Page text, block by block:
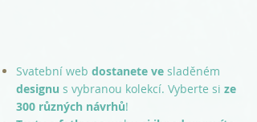
Svatební web dostanete ve sladěném
designu s vybranou kolekcí. Vyberte si ze
300 různých návrhů!